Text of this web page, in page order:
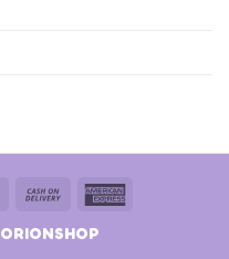
MasterCard
Cash
Delivery
ORIONSHOP